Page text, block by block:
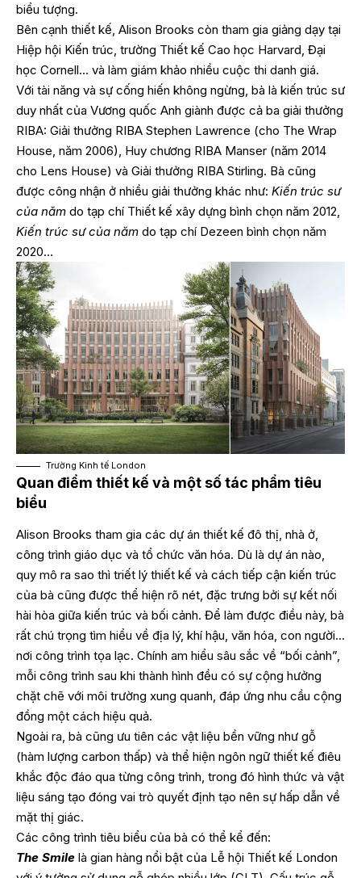
biểu tượng.
Bên cạnh thiết kế, Alison Brooks còn tham gia giảng dạy tại
Hiệp hội Kiến trúc, trường Thiết kế Cao học Harvard, Đại
học Cornell… và làm giám khảo nhiều cuộc thi danh giá.
Với tài năng và sự cống hiến không ngừng, bà là kiến trúc sư
duy nhất của Vương quốc Anh giành được cả ba giải thưởng
RIBA: Giải thưởng RIBA Stephen Lawrence (cho The Wrap
House, năm 2006), Huy chương RIBA Manser (năm 2014
cho Lens House) và Giải thưởng RIBA Stirling. Bà cũng
được công nhận ở nhiều giải thưởng khác như: Kiến trúc sư
của năm do tạp chí Thiết kế xây dựng bình chọn năm 2012,
Kiến trúc sư của năm do tạp chí Dezeen bình chọn năm
2020…
Trường Kinh tế London
Quan điểm thiết kế và một số tác phẩm tiêu
biểu
Alison Brooks tham gia các dự án thiết kế đô thị, nhà ở,
công trình giáo dục và tổ chức văn hóa. Dù là dự án nào,
quy mô ra sao thì triết lý thiết kế và cách tiếp cận kiến trúc
của bà cũng được thể hiện rõ nét, đặc trưng bởi sự kết nối
hài hòa giữa kiến trúc và bối cảnh. Để làm được điều này, bà
rất chú trọng tìm hiểu về địa lý, khí hậu, văn hóa, con người…
nơi công trình tọa lạc. Chính am hiểu sâu sắc về “bối cảnh”,
mỗi công trình sau khi thành hình đều có sự cộng hưởng
chặt chẽ với môi trường xung quanh, đáp ứng nhu cầu cộng
đồng một cách hiệu quả.
Ngoài ra, bà cũng ưu tiên các vật liệu bền vững như gỗ
(hàm lượng carbon thấp) và thể hiện ngôn ngữ thiết kế điêu
khắc độc đáo qua từng công trình, trong đó hình thức và vật
liệu sáng tạo đóng vai trò quyết định tạo nên sự hấp dẫn về
mặt thị giác.
Các công trình tiêu biểu của bà có thể kể đến:
The Smile là gian hàng nổi bật của Lễ hội Thiết kế London